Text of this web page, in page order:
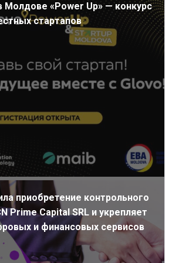
Молдове «Power Up» — конкурс
стартапов
приобретение контрольного
Prime Capital SRL и укрепляет
и финансовых сервисов